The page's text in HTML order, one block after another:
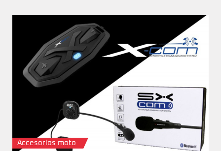
Accesorios moto